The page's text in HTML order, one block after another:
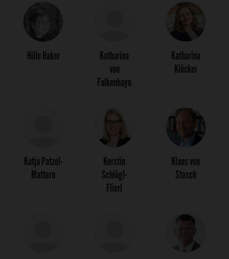
Hille Haker
Katharina
von
Falkenhayn
Katharina
Klöcker
Katja Patzel-
Mattern
Kerstin
Schlögl-
Flierl
Klaus von
Stosch